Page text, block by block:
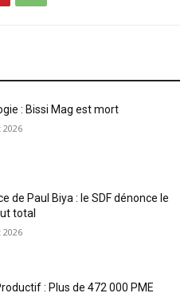
: Bissi Mag est mort
de Paul Biya : le SDF dénonce le
total
: Plus de 472 000 PME